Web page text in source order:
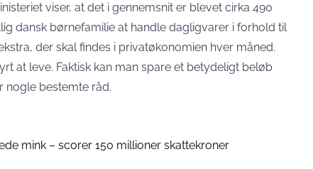
viser, at det i gennemsnit er blevet cirka 490
dansk børnefamilie at handle dagligvarer i forhold til
der skal findes i privatøkonomien hver måned.
at leve. Faktisk kan man spare et betydeligt beløb
nogle bestemte råd.
mink – scorer 150 millioner skattekroner